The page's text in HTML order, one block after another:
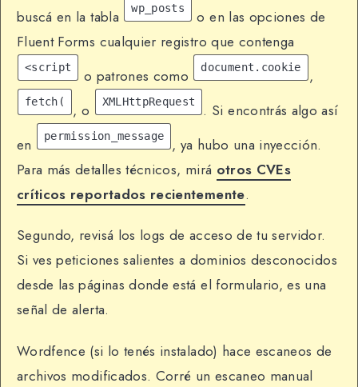
buscá en la tabla
wp_posts
o en las opciones de
Fluent Forms cualquier registro que contenga
<script o patrones como document.cookie ,
fetch( , o XMLHttpRequest
. Si encontrás algo así
en
permission_message
, ya hubo una inyección.
Para más detalles técnicos, mirá otros CVEs
críticos reportados recientemente.
Segundo, revisá los logs de acceso de tu servidor.
Si ves peticiones salientes a dominios desconocidos
desde las páginas donde está el formulario, es una
señal de alerta.
Wordfence (si lo tenés instalado) hace escaneos de
archivos modificados. Corré un escaneo manual